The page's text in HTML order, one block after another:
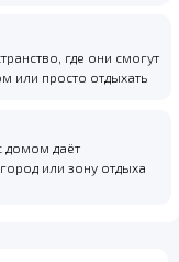
где они смогут
или просто отдыхать
домом даёт
или зону отдыха